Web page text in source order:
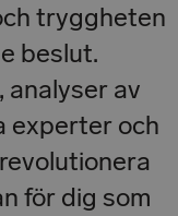
tryggheten
beslut.
av
experter och
för dig som